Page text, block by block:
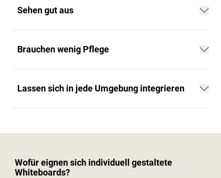
Sehen gut aus
Brauchen wenig Pflege
Lassen sich in jede Umgebung integrieren
Wofür eignen sich individuell gestaltete
Whiteboards?